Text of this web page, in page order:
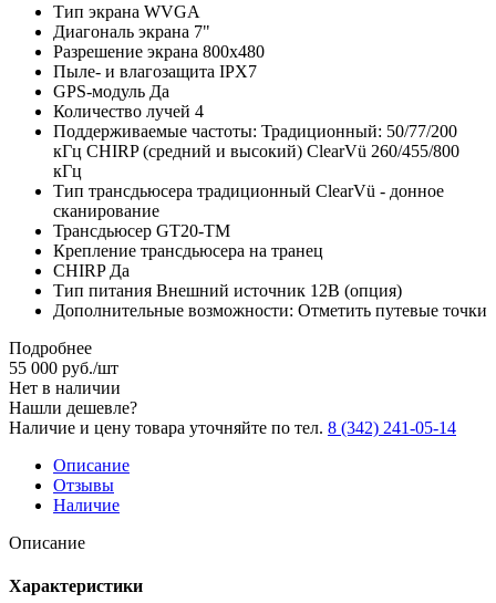
Тип экрана WVGA
Диагональ экрана 7"
Разрешение экрана 800x480
Пыле- и влагозащита IPX7
GPS-модуль Да
Количество лучей 4
Поддерживаемые частоты: Традиционный: 50/77/200
кГц CHIRP (средний и высокий) ClearVü 260/455/800
кГц
Тип трансдьюсера традиционный ClearVü - донное
сканирование
Трансдьюсер GT20-TM
Крепление трансдьюсера на транец
CHIRP Да
Тип питания Внешний источник 12В (опция)
Дополнительные возможности: Отметить путевые точки
Подробнее
55 000 руб./шт
Нет в наличии
Нашли дешевле?
Наличие и цену товара уточняйте по тел. 8 (342) 241-05-14
Описание
Отзывы
Наличие
Описание
Характеристики